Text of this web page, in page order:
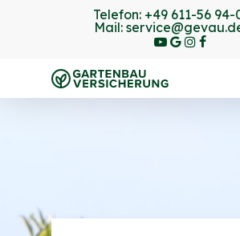
content
Telefon: +49 611-56 94-
Mail:
google-
plus
instagram